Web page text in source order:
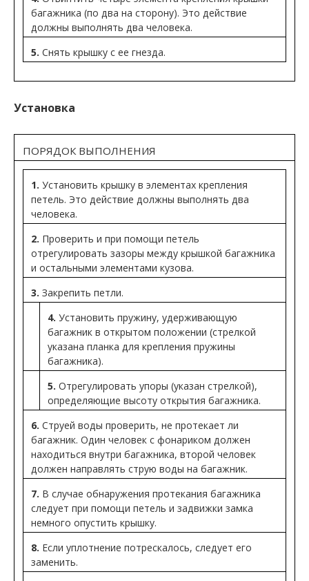
багажника (по два на сторону). Это действие
должны выполнять два человека.
5. Снять крышку с ее гнезда.
Установка
ПОРЯДОК ВЫПОЛНЕНИЯ
1. Установить крышку в элементах крепления
петель. Это действие должны выполнять два
человека.
2. Проверить и при помощи петель
отрегулировать зазоры между крышкой багажника
и остальными элементами кузова.
3. Закрепить петли.
4. Установить пружину, удерживающую
багажник в открытом положении (стрелкой
указана планка для крепления пружины
багажника).
5. Отрегулировать упоры (указан стрелкой),
определяющие высоту открытия багажника.
6. Струей воды проверить, не протекает ли
багажник. Один человек с фонариком должен
находиться внутри багажника, второй человек
должен направлять струю воды на багажник.
7. В случае обнаружения протекания багажника
следует при помощи петель и задвижки замка
немного опустить крышку.
8. Если уплотнение потрескалось, следует его
заменить.